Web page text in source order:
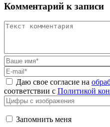
Комментарий к записи
Даю свое согласие на
соответствии с Политикой
Запомнить меня